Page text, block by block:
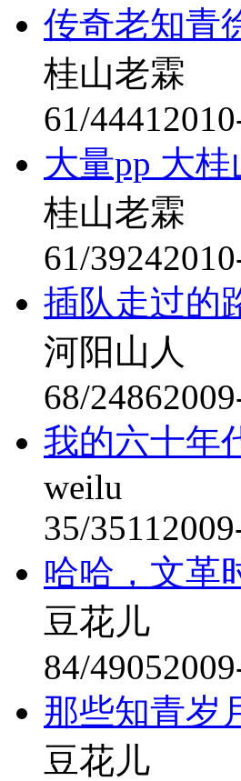
传奇老知青
桂山老霖
61/4441
大量pp 大
桂山老霖
61/3924
插队走过的
河阳山人
68/2486
我的六十年
weilu
35/3511
哈哈，文革
豆花儿
84/4905
那些知青岁
豆花儿